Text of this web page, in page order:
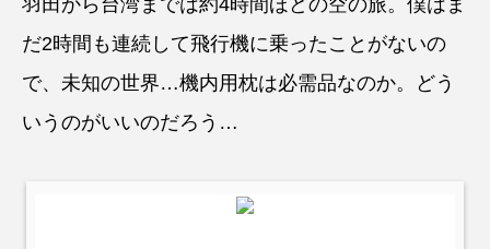
羽田から台湾までは約4時間ほどの空の旅。僕はま
だ2時間も連続して飛行機に乗ったことがないの
で、未知の世界…機内用枕は必需品なのか。どう
いうのがいいのだろう…